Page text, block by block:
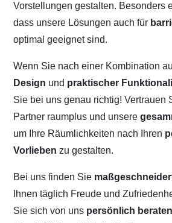
Vorstellungen gestalten. Besonders
dass unsere Lösungen auch für
optimal geeignet sind.
Wenn Sie nach einer Kombination
Design und praktischer
Sie bei uns genau richtig! Vertrauen
Partner raumplus und unsere
um Ihre Räumlichkeiten nach Ihren
Vorliebenzu gestalten.
Bei uns finden Sie
Ihnen täglich Freude und
Sie sich von uns persönlich beraten